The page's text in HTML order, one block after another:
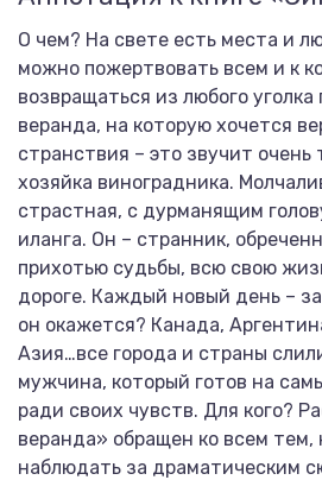
О чем? На свете есть места и
можно пожертвовать всем и к
возвращаться из любого
веранда, на которую хочется
странствия – это звучит очень
хозяйка виноградника.
страстная, с дурманящим
иланга. Он – странник,
прихотью судьбы, всю свою
дороге. Каждый новый день –
он окажется? Канада,
Азия…все города и страны
мужчина, который готов на
ради своих чувств. Для кого?
веранда» обращен ко всем тем,
наблюдать за драматическим